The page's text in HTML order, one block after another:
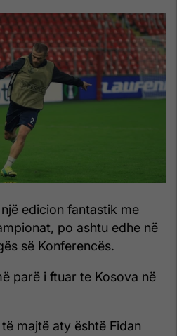
edicion fantastik me
po ashtu edhe në
së Konferencës.
parë i ftuar te Kosova në
majtë aty është Fidan